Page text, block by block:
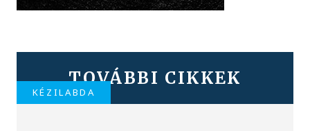
TOVÁBBI CIKKEK
KÉZILABDA